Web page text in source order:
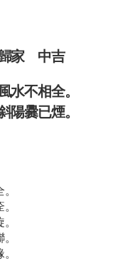
家 中吉
水不相全。
陽爨已煙。